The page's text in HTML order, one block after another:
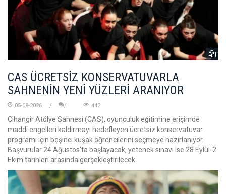
CAS ÜCRETSİZ KONSERVATUVARLA
SAHNENİN YENİ YÜZLERİ ARANIYOR
05-08-2026 442
Cihangir Atölye Sahnesi (CAS), oyunculuk eğitimine erişimde
maddi engelleri kaldırmayı hedefleyen ücretsiz konservatuvar
programı için beşinci kuşak öğrencilerini seçmeye hazırlanıyor.
Başvurular 24 Ağustos'ta başlayacak, yetenek sınavı ise 28 Eylül-2
Ekim tarihleri arasında gerçekleştirilecek